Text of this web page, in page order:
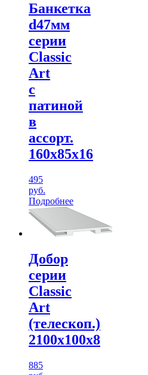
Банкетка
d47мм
серии
Classic
Art
с
патиной
в
ассорт.
160х85х16
495
руб.
Подробнее
Добор
серии
Classic
Art
(телескоп.)
2100х100х8
885